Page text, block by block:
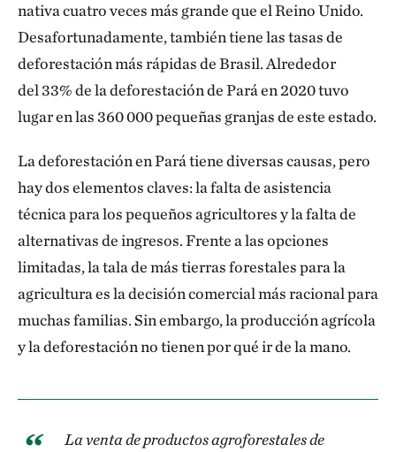
nativa cuatro veces más grande que el Reino Unido.
Desafortunadamente, también tiene las tasas de
deforestación más rápidas de Brasil. Alrededor
del 33% de la deforestación de Pará en 2020 tuvo
lugar en las 360 000 pequeñas granjas de este estado.
La deforestación en Pará tiene diversas causas, pero
hay dos elementos claves: la falta de asistencia
técnica para los pequeños agricultores y la falta de
alternativas de ingresos. Frente a las opciones
limitadas, la tala de más tierras forestales para la
agricultura es la decisión comercial más racional para
muchas familias. Sin embargo, la producción agrícola
y la deforestación no tienen por qué ir de la mano.
La venta de productos agroforestales de